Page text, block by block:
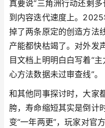
真要说“三角洲行动还剩
到内容迭代速度上。
掉了两条原定的创造方法
产能都快枯竭了。对外发
目文档上明明白白写着“
心方法数据未过审查线”。
和其他同事探讨时，大家
胯，寿命缩短其实是倒计
变“一年两更”，玩家对官